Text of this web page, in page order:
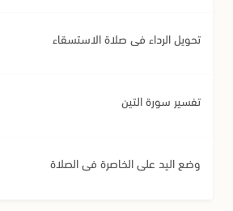
تحويل الرداء في صلاة الاستسقاء
تفسير سورة التين
وضع اليد على الخاصرة في الصلاة